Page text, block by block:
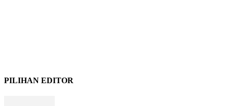
PILIHAN EDITOR